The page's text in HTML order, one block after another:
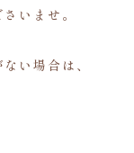
いませ。
い場合は、